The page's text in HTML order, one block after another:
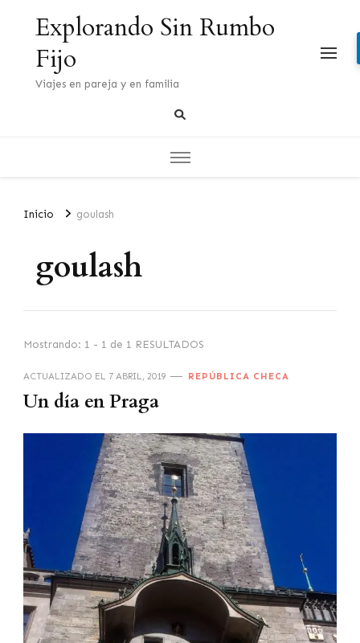
Explorando Sin Rumbo
Fijo
Viajes en pareja y en familia
Inicio goulash
goulash
Mostrando: 1 - 1 de 1 RESULTADOS
ACTUALIZADO EL 7 ABRIL, 2019 REPÚBLICA CHECA
Un día en Praga